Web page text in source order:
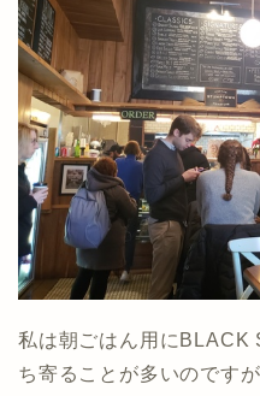
私は朝ごはん用にBLACK
ち寄ることが多いのです